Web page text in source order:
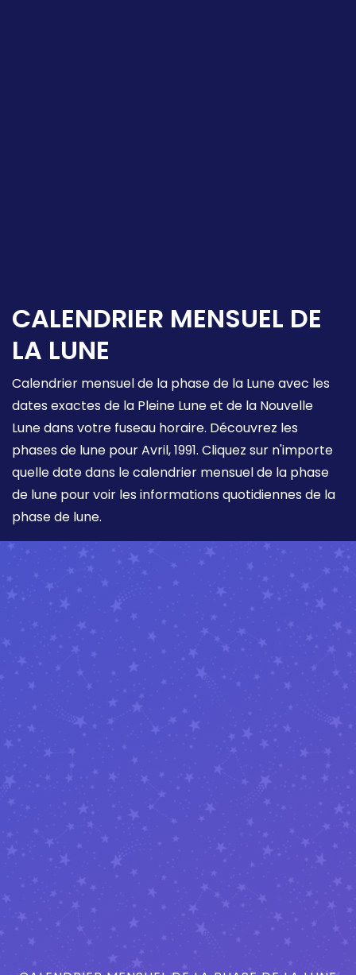
CALENDRIER MENSUEL DE
LA LUNE
Calendrier mensuel de la phase de la Lune avec les
dates exactes de la Pleine Lune et de la Nouvelle
Lune dans votre fuseau horaire. Découvrez les
phases de lune pour Avril, 1991. Cliquez sur n'importe
quelle date dans le calendrier mensuel de la phase
de lune pour voir les informations quotidiennes de la
phase de lune.